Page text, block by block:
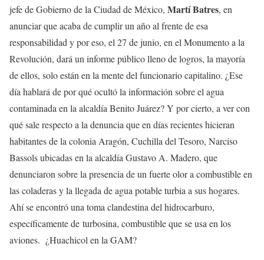
jefe de Gobierno de la Ciudad de México, Martí Batres, en
anunciar que acaba de cumplir un año al frente de esa
responsabilidad y por eso, el 27 de junio, en el Monumento a la
Revolución, dará un informe público lleno de logros, la mayoría
de ellos, solo están en la mente del funcionario capitalino. ¿Ese
día hablará de por qué ocultó la información sobre el agua
contaminada en la alcaldía Benito Juárez? Y por cierto, a ver con
qué sale respecto a la denuncia que en días recientes hicieran
habitantes de la colonia Aragón, Cuchilla del Tesoro, Narciso
Bassols ubicadas en la alcaldía Gustavo A. Madero, que
denunciaron sobre la presencia de un fuerte olor a combustible en
las coladeras y la llegada de agua potable turbia a sus hogares.
Ahí se encontró una toma clandestina del hidrocarburo,
específicamente de turbosina, combustible que se usa en los
aviones. ¿Huachicol en la GAM?